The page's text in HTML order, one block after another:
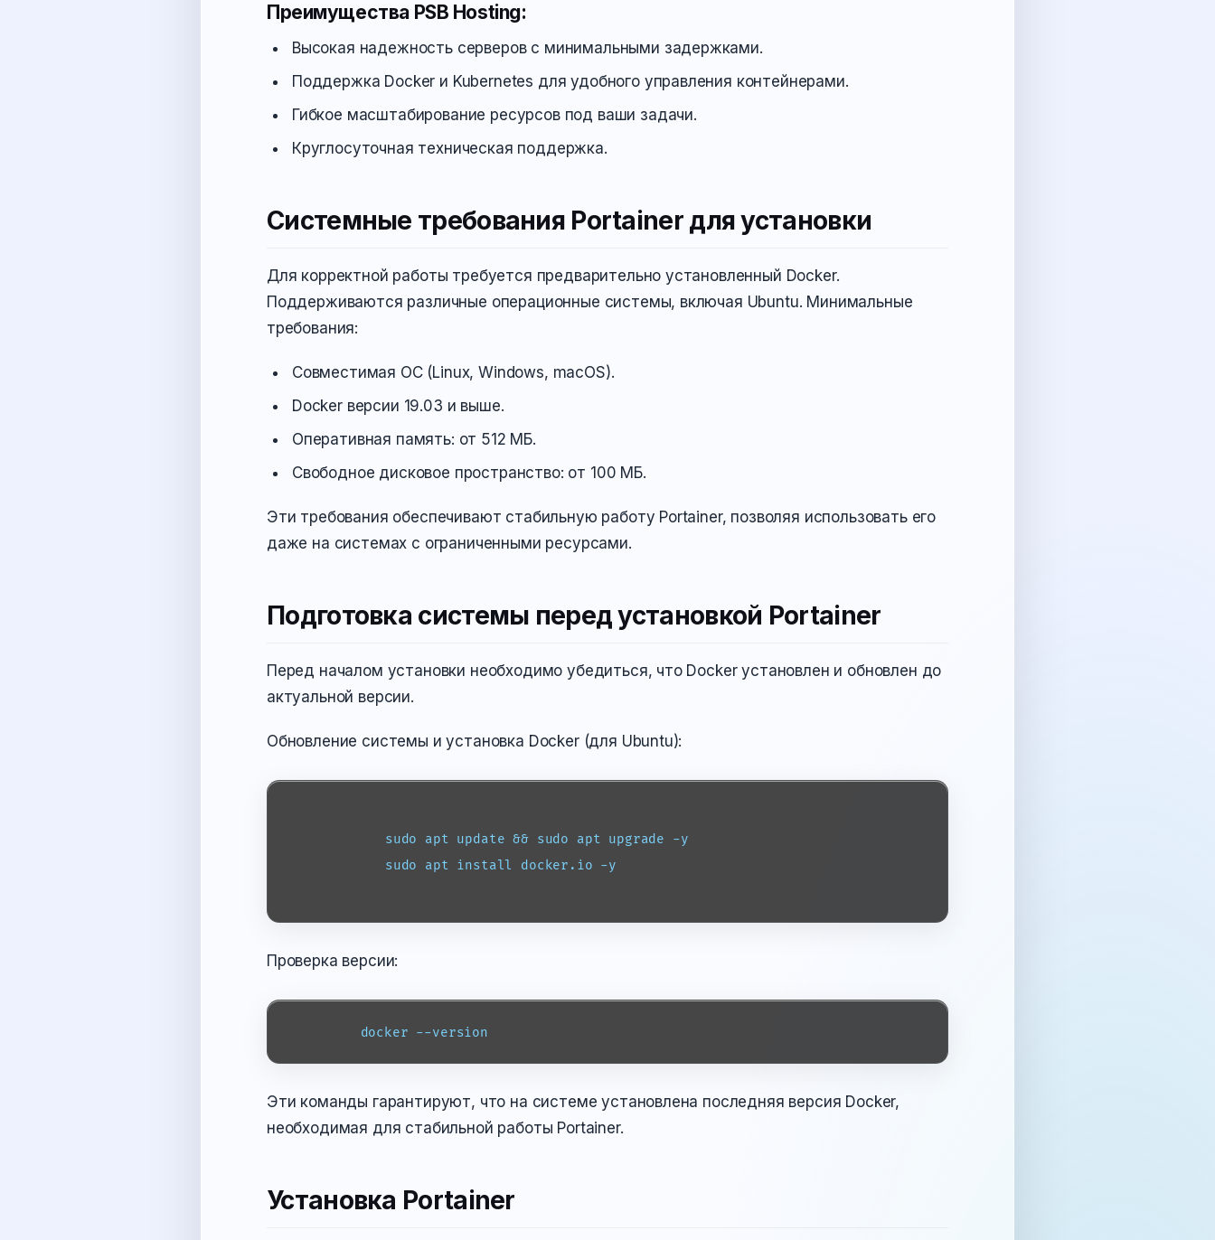
Преимущества PSB Hosting:
Высокая надежность серверов с минимальными задержками.
Поддержка Docker и Kubernetes для удобного управления контейнерами.
Гибкое масштабирование ресурсов под ваши задачи.
Круглосуточная техническая поддержка.
Системные требования Portainer для установки
Для корректной работы требуется предварительно установленный Docker.
Поддерживаются различные операционные системы, включая Ubuntu. Минимальные
требования:
Совместимая ОС (Linux, Windows, macOS).
Docker версии 19.03 и выше.
Оперативная память: от 512 МБ.
Свободное дисковое пространство: от 100 МБ.
Эти требования обеспечивают стабильную работу Portainer, позволяя использовать его
даже на системах с ограниченными ресурсами.
Подготовка системы перед установкой Portainer
Перед началом установки необходимо убедиться, что Docker установлен и обновлен до
актуальной версии.
Обновление системы и установка Docker (для Ubuntu):
            sudo apt update && sudo apt upgrade -y
            sudo apt install docker.io -y
Проверка версии:
docker --version
Эти команды гарантируют, что на системе установлена последняя версия Docker,
необходимая для стабильной работы Portainer.
Установка Portainer